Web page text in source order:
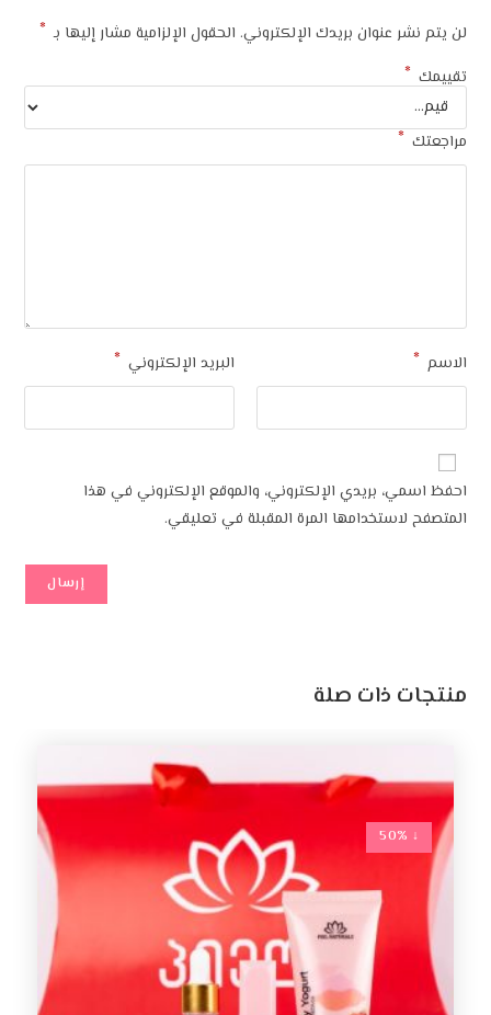
لن يتم نشر عنوان بريدك الإلكتروني. الحقول الإلزامية مشار إليها بـ *
تقييمك *
مراجعتك *
الاسم * البريد الإلكتروني *
احفظ اسمي، بريدي الإلكتروني، والموقع الإلكتروني في هذا
المتصفح لاستخدامها المرة المقبلة في تعليقي.
منتجات ذات صلة
↓ 50%